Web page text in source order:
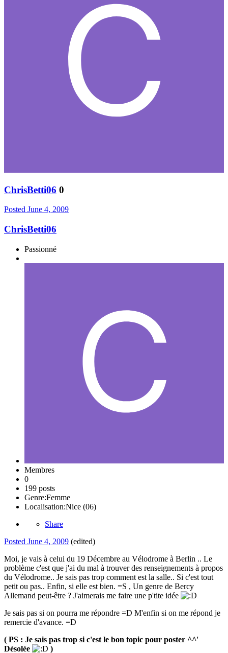
ChrisBetti06 0
Posted June 4, 2009
ChrisBetti06
Passionné
Membres
0
199 posts
Genre:Femme
Localisation:Nice (06)
Share
Posted June 4, 2009 (edited)
Moi, je vais à celui du 19 Décembre au Vélodrome à Berlin .. Le
problème c'est que j'ai du mal à trouver des renseignements à propos
du Vélodrome.. Je sais pas trop comment est la salle.. Si c'est tout
petit ou pas.. Enfin, si elle est bien. =S , Un genre de Bercy
Allemand peut-être ? J'aimerais me faire une p'tite idée
Je sais pas si on pourra me répondre =D M'enfin si on me répond je
remercie d'avance. =D
( PS : Je sais pas trop si c'est le bon topic pour poster ^^'
Désolée
)